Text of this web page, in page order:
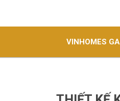
VINHOMES